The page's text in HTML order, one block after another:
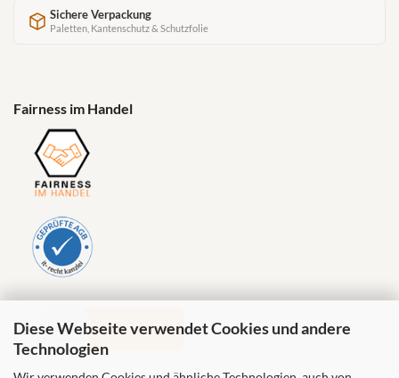
Diese Webseite verwendet Cookies und andere
Technologien
Sichere Verpackung
Paletten, Kantenschutz & Schutzfolie
Fairness im Handel